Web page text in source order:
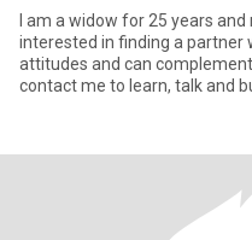
I am a widow for 25 years
interested in finding a partner
attitudes and can
contact me to learn, talk and